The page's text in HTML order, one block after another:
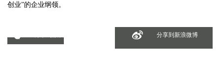
创业”的企业纲领。
分享到新浪微博